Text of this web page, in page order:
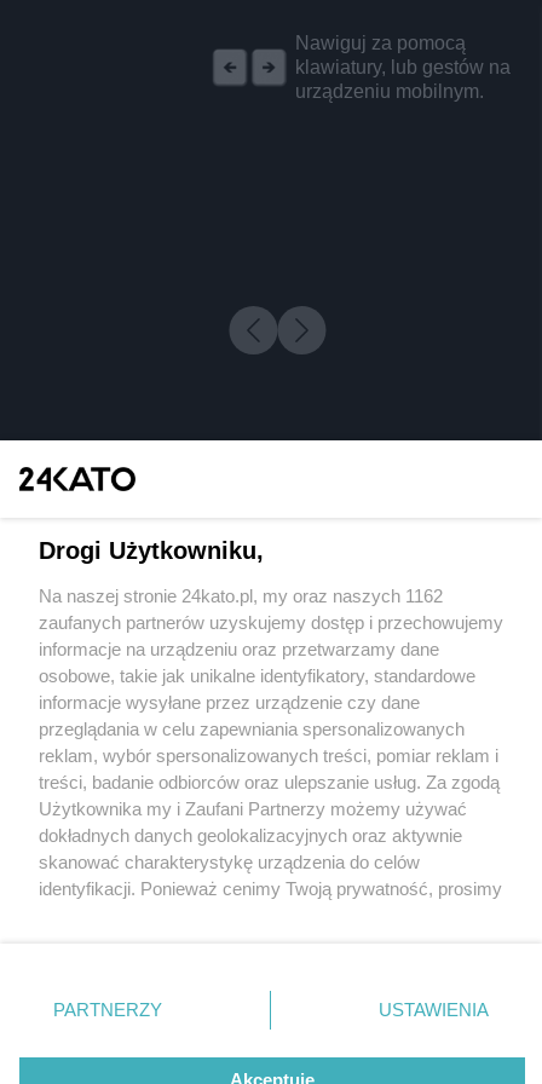
Nawiguj za pomocą
klawiatury, lub gestów na
urządzeniu mobilnym.
3 / 0
Wydawca mediów lokalnych
Nie zapomnij
zapoznać się z:
polityką prywatności regulamin korzystania z portali
Twojemiasto
Piekary Śląskie
Chorzów
Tarnowskie Góry
Gliwice
Skontakuj sięz nami
Kontakt
Wydawca
Redakcja
Drogi Użytkowniku,
Na naszej stronie 24kato.pl, my oraz naszych 1162
zaufanych partnerów uzyskujemy dostęp i przechowujemy
informacje na urządzeniu oraz przetwarzamy dane
osobowe, takie jak unikalne identyfikatory, standardowe
informacje wysyłane przez urządzenie czy dane
przeglądania w celu zapewniania spersonalizowanych
reklam, wybór spersonalizowanych treści, pomiar reklam i
treści, badanie odbiorców oraz ulepszanie usług. Za zgodą
Użytkownika my i Zaufani Partnerzy możemy używać
dokładnych danych geolokalizacyjnych oraz aktywnie
skanować charakterystykę urządzenia do celów
identyfikacji. Ponieważ cenimy Twoją prywatność, prosimy
prywatności znajdujący się w lewym dolnym rogu strony
. Niektóre rodzaje przetwarzania danych nie wymagają
zgody użytkownika, ale masz prawo sprzeciwić się
takiemu przetwarzaniu. Preferencje będą miały
PARTNERZY USTAWIENIA
Akceptuję